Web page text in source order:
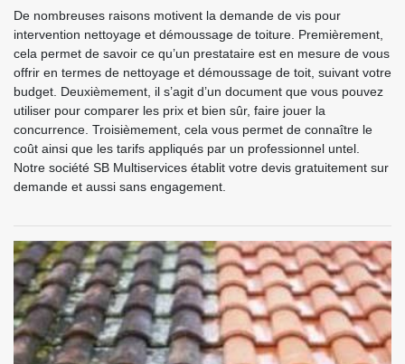
De nombreuses raisons motivent la demande de vis pour
intervention nettoyage et démoussage de toiture. Premièrement,
cela permet de savoir ce qu’un prestataire est en mesure de vous
offrir en termes de nettoyage et démoussage de toit, suivant votre
budget. Deuxièmement, il s’agit d’un document que vous pouvez
utiliser pour comparer les prix et bien sûr, faire jouer la
concurrence. Troisièmement, cela vous permet de connaître le
coût ainsi que les tarifs appliqués par un professionnel untel.
Notre société SB Multiservices établit votre devis gratuitement sur
demande et aussi sans engagement.